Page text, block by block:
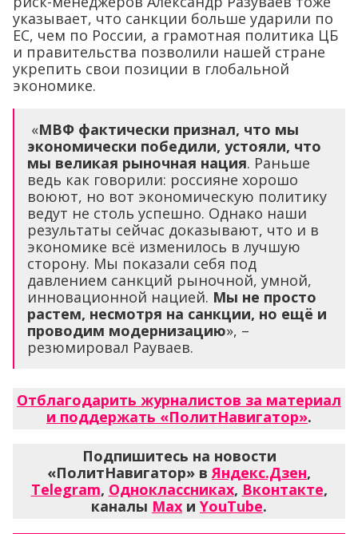
указывает, что санкции больше ударили по
ЕС, чем по России, а грамотная политика ЦБ
и правительства позволили нашей стране
укрепить свои позиции в глобальной
экономике.
«МВФ фактически признал, что мы
экономически победили, устояли, что
мы великая рыночная нация. Раньше
ведь как говорили: россияне хорошо
воюют, но вот экономическую политику
ведут не столь успешно. Однако наши
результаты сейчас доказывают, что и в
экономике всё изменилось в лучшую
сторону. Мы показали себя под
давлением санкций рыночной, умной,
инновационной нацией. Мы не просто
растем, несмотря на санкции, но ещё и
проводим модернизацию», –
резюмировал Рауваев.
Отблагодарить журналистов за материал
и поддержать «ПолитНавигатор».
Подпишитесь на новости
«ПолитНавигатор» вЯндекс.Дзен,
Telegram, Одноклассниках, Вконтакте,
каналы Max и YouTube.